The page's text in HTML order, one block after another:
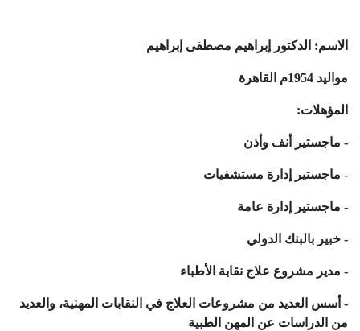
الاسم: الدكتور إبراهيم مصطفى إبراهيم
مواليد 1954م القاهرة
المؤهلات:
- ماجستير أنف وأذن
- ماجستير إدارة مستشفيات
- ماجستير إدارة عامة
- خبير بالبنك الدولي
- مدير مشروع علاج نقابة الأطباء
- أسس العديد من مشروعات العلاج في النقابات المهنية، والعديد
من الدراسات عن المهن الطبية